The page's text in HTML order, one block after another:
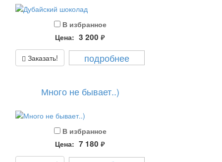
В избранное
Цена: 3 200 руб.
Заказать! подробнее
Много не бывает..)
В избранное
Цена: 7 180 руб.